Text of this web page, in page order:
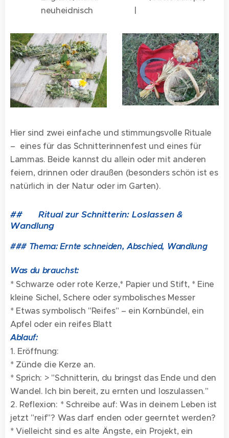
neuheidnisch |
Hier sind zwei einfache und stimmungsvolle Rituale
– eines für das Schnitterinnenfest und eines für
Lammas. Beide kannst du allein oder mit anderen
feiern, drinnen oder draußen (besonders schön ist es
natürlich in der Natur oder im Garten).
## 🕯 Ritual zur Schnitterin: Loslassen &
Wandlung
### Thema: Ernte schneiden, Abschied, Wandlung
Was du brauchst:
* Schwarze oder rote Kerze,* Papier und Stift, * Eine
kleine Sichel, Schere oder symbolisches Messer
* Etwas symbolisch "Reifes" – ein Kornbündel, ein
Apfel oder ein reifes Blatt
Ablauf:
1. Eröffnung:
* Zünde die Kerze an.
* Sprich: > "Schnitterin, du bringst das Ende und den
Wandel. Ich bin bereit, zu ernten und loszulassen."
2. Reflexion: * Schreibe auf: Was in deinem Leben ist
jetzt "reif"? Was darf enden oder geerntet werden?
* Vielleicht sind es alte Ängste, ein Projekt, ein